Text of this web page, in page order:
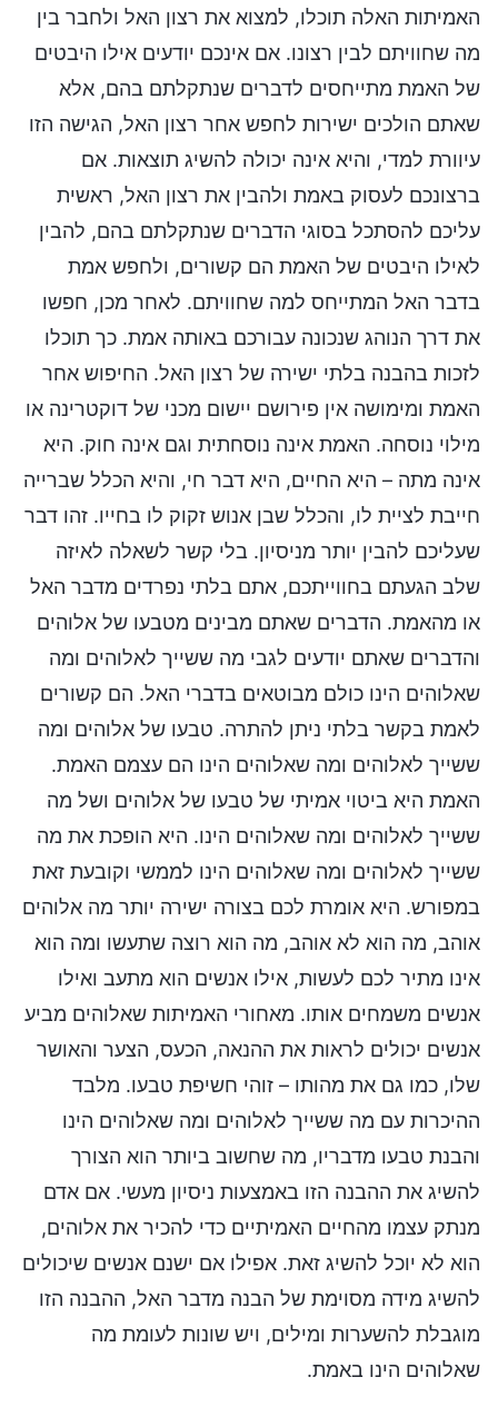
האמיתות האלה תוכלו, למצוא את רצון האל ולחבר בין
מה שחוויתם לבין רצונו. אם אינכם יודעים אילו היבטים
של האמת מתייחסים לדברים שנתקלתם בהם, אלא
שאתם הולכים ישירות לחפש אחר רצון האל, הגישה הזו
עיוורת למדי, והיא אינה יכולה להשיג תוצאות. אם
ברצונכם לעסוק באמת ולהבין את רצון האל, ראשית
עליכם להסתכל בסוגי הדברים שנתקלתם בהם, להבין
לאילו היבטים של האמת הם קשורים, ולחפש אמת
בדבר האל המתייחס למה שחוויתם. לאחר מכן, חפשו
את דרך הנוהג שנכונה עבורכם באותה אמת. כך תוכלו
לזכות בהבנה בלתי ישירה של רצון האל. החיפוש אחר
האמת ומימושה אין פירושם יישום מכני של דוקטרינה או
מילוי נוסחה. האמת אינה נוסחתית וגם אינה חוק. היא
אינה מתה – היא החיים, היא דבר חי, והיא הכלל שברייה
חייבת לציית לו, והכלל שבן אנוש זקוק לו בחייו. זהו דבר
שעליכם להבין יותר מניסיון. בלי קשר לשאלה לאיזה
שלב הגעתם בחווייתכם, אתם בלתי נפרדים מדבר האל
או מהאמת. הדברים שאתם מבינים מטבעו של אלוהים
והדברים שאתם יודעים לגבי מה ששייך לאלוהים ומה
שאלוהים הינו כולם מבוטאים בדברי האל. הם קשורים
לאמת בקשר בלתי ניתן להתרה. טבעו של אלוהים ומה
ששייך לאלוהים ומה שאלוהים הינו הם עצמם האמת.
האמת היא ביטוי אמיתי של טבעו של אלוהים ושל מה
ששייך לאלוהים ומה שאלוהים הינו. היא הופכת את מה
ששייך לאלוהים ומה שאלוהים הינו לממשי וקובעת זאת
במפורש. היא אומרת לכם בצורה ישירה יותר מה אלוהים
אוהב, מה הוא לא אוהב, מה הוא רוצה שתעשו ומה הוא
אינו מתיר לכם לעשות, אילו אנשים הוא מתעב ואילו
אנשים משמחים אותו. מאחורי האמיתות שאלוהים מביע
אנשים יכולים לראות את ההנאה, הכעס, הצער והאושר
שלו, כמו גם את מהותו – זוהי חשיפת טבעו. מלבד
ההיכרות עם מה ששייך לאלוהים ומה שאלוהים הינו
והבנת טבעו מדבריו, מה שחשוב ביותר הוא הצורך
להשיג את ההבנה הזו באמצעות ניסיון מעשי. אם אדם
מנתק עצמו מהחיים האמיתיים כדי להכיר את אלוהים,
הוא לא יוכל להשיג זאת. אפילו אם ישנם אנשים שיכולים
להשיג מידה מסוימת של הבנה מדבר האל, ההבנה הזו
מוגבלת להשערות ומילים, ויש שונות לעומת מה
שאלוהים הינו באמת.